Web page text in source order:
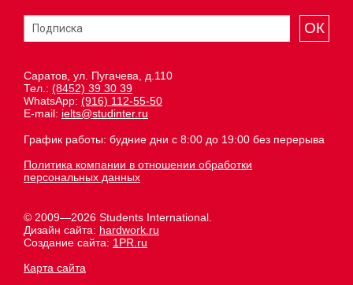
ОК
Саратов, ул. Пугачева, д.110
Тел.: (8452) 39 30 39
WhatsApp: (916) 112-55-50
E-mail: ielts@studinter.ru
График работы: будние дни с 8:00 до 19:00 без перерыва
Политика компании в отношении обработки
персональных данных
© 2009—2026 Students International.
Дизайн сайта: hardwork.ru
Создание сайта: 1PR.ru
Карта сайта